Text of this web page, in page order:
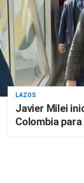
LAZOS
Javier Milei
Colombia